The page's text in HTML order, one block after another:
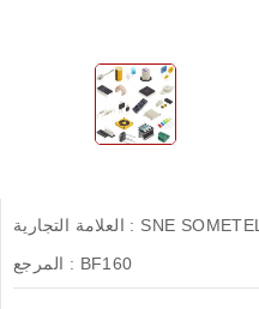
العلامة التجارية : SNE SOMETEL
المرجع : BF160